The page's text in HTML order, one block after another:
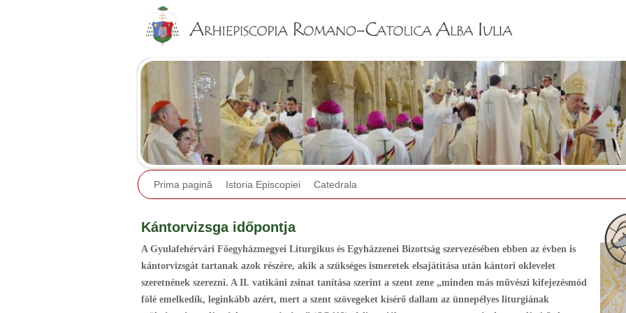
Prima pagină Istoria Episcopiei Catedrala
Kántorvizsga időpontja
A Gyulafehérvári Főegyházmegyei Liturgikus és Egyházzenei Bizottság szervezésében ebben az évben is
kántorvizsgát tartanak azok részére, akik a szükséges ismeretek elsajátítása után kántori oklevelet
szeretnének szerezni. A II. vatikáni zsinat tanítása szerint a szent zene „minden más művészi kifejezésmód
fölé emelkedik, leginkább azért, mert a szent szövegeket kísérő dallam az ünnepélyes liturgiának